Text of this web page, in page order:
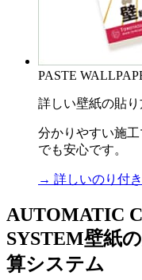
PASTE
詳しい壁紙の貼り
分かりやすい施
でも安心です。
→ 詳しいのり付
AUTOMATIC
SYSTEM壁紙
算システム